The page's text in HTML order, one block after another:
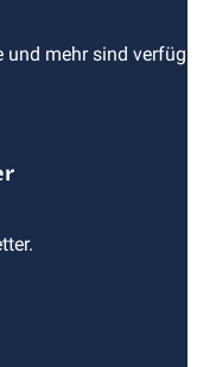
und mehr sind